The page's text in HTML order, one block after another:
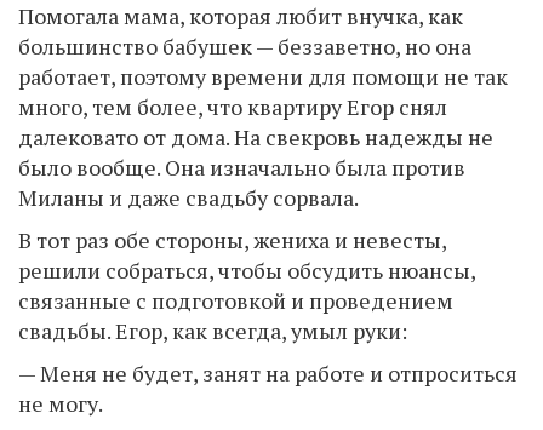
Помогала мама, которая любит внучка, как
большинство бабушек — беззаветно, но она
работает, поэтому времени для помощи не так
много, тем более, что квартиру Егор снял
далековато от дома. На свекровь надежды не
было вообще. Она изначально была против
Миланы и даже свадьбу сорвала.
В тот раз обе стороны, жениха и невесты,
решили собраться, чтобы обсудить нюансы,
связанные с подготовкой и проведением
свадьбы. Егор, как всегда, умыл руки:
— Меня не будет, занят на работе и отпроситься
не могу.